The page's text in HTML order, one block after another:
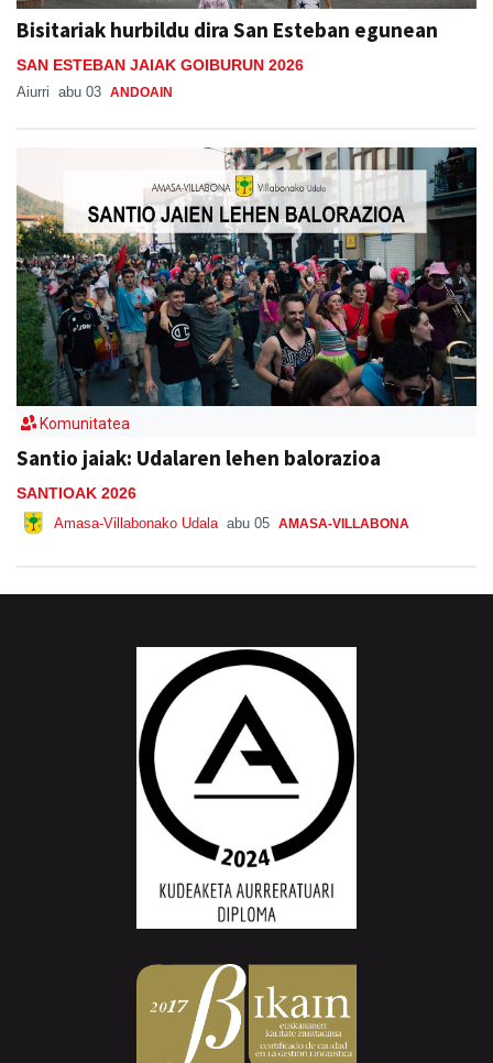
Bisitariak hurbildu dira San Esteban egunean
SAN ESTEBAN JAIAK GOIBURUN 2026
Aiurri abu 03 ANDOAIN
Komunitatea
Santio jaiak: Udalaren lehen balorazioa
SANTIOAK 2026
Amasa-Villabonako Udala abu 05 AMASA-VILLABONA